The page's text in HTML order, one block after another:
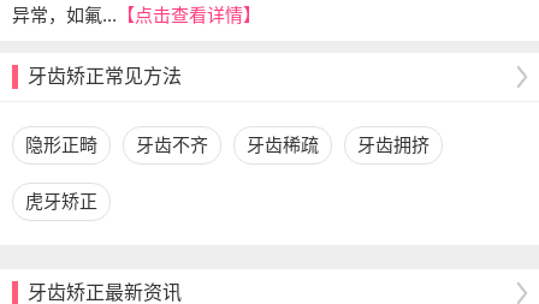
异常，如氟... 【点击查看详情】
牙齿矫正常见方法
隐形正畸 牙齿不齐 牙齿稀疏 牙齿拥挤
虎牙矫正
牙齿矫正最新资讯